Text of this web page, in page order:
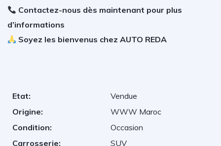
Contactez-nous dès maintenant pour plus
d’informations
Soyez les bienvenus chez AUTO REDA
Etat:
Vendue
Origine:
WWW Maroc
Condition:
Occasion
Carrosserie:
SUV